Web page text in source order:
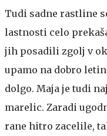
Tudi sadne rastline
lastnosti celo
jih posadili zgolj v
upamo na dobro
dolgo. Maja je tudi
marelic. Zaradi
rane hitro zacelile,